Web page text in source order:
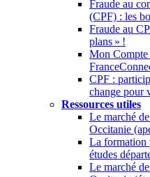
Fraude au
(CPF) : les
Fraude au
plans » !
Mon Compte
CPF :
change pour
Ressources utiles
Le marché
Occitanie
La formation
études
Le marché